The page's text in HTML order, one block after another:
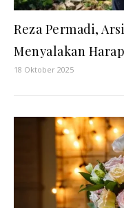
Reza Permadi,
Menyalakan
18 Oktober 2025